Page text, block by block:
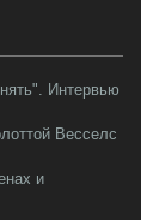
Интервью
Весселс
и